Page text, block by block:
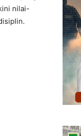
nilai-